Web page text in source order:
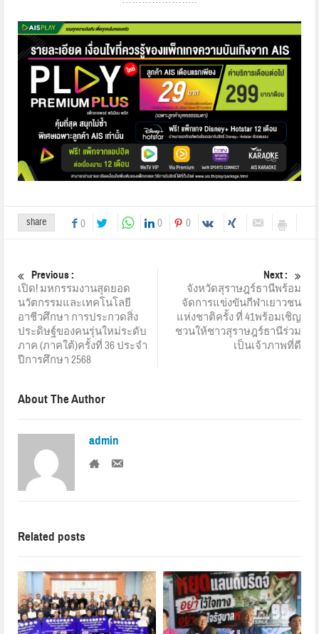
share 0 0 0
Previous :
เปิด! มหกรรมงานสุดยอด
นวัตกรรมและเทคโนโลยี
อาชีวศึกษา การประกวดสิ่ง
ประดิษฐ์ของคนรุ่นใหม่ระดับ
ภาค (ภาคใต้)ครั้งที่ 36 ประจำ
ปีการศึกษา 2568
Next :
จังหวัดสุราษฎร์ธานีพร้อม
จัดการแข่งขันกีฬาเยาวชน
แห่งชาติครั้ง ที่ 41พร้อมเชิญ
ชวนให้ชาวสุราษฎร์ธานีร่วม
เป็นเจ้าภาพที่ดี
About The Author
admin
Related posts